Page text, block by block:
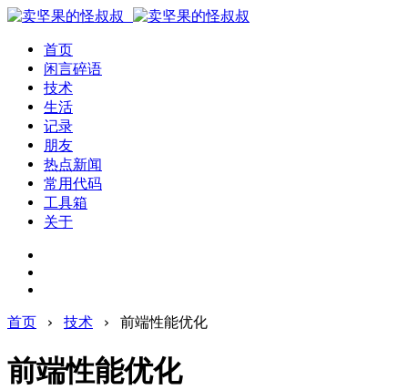
首页
闲言碎语
技术
生活
记录
朋友
热点新闻
常用代码
工具箱
关于
首页 › 技术 › 前端性能优化
前端性能优化